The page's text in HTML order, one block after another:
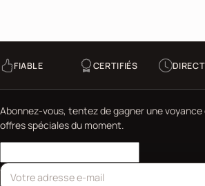
FIABLE CERTIFIÉS DIRECT
Abonnez-vous, tentez de gagner une
offres spéciales du moment.